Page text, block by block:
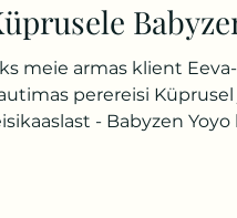
meie armas klient
perereisi
- Babyzen